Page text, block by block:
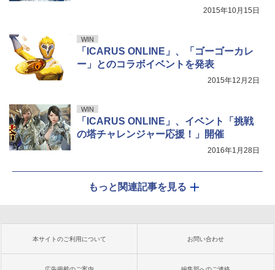
2015年10月15日
WIN
「ICARUS ONLINE」、「ゴーゴーカレ
ー」とのコラボイベントを発表
2015年12月2日
WIN
「ICARUS ONLINE」、イベント「挑戦
の塔チャレンジャー応援！」開催
2016年1月28日
もっと関連記事を見る
本サイトのご利用について お問い合わせ